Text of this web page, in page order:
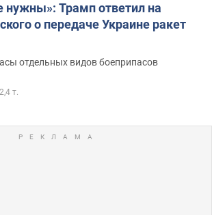
нужны»: Трамп ответил на
о передаче Украине ракет
отдельных видов боеприпасов
2,4 т.